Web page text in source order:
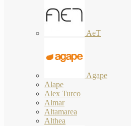
AeT
Agape
Alape
Alex Turco
Almar
Altamarea
Althea